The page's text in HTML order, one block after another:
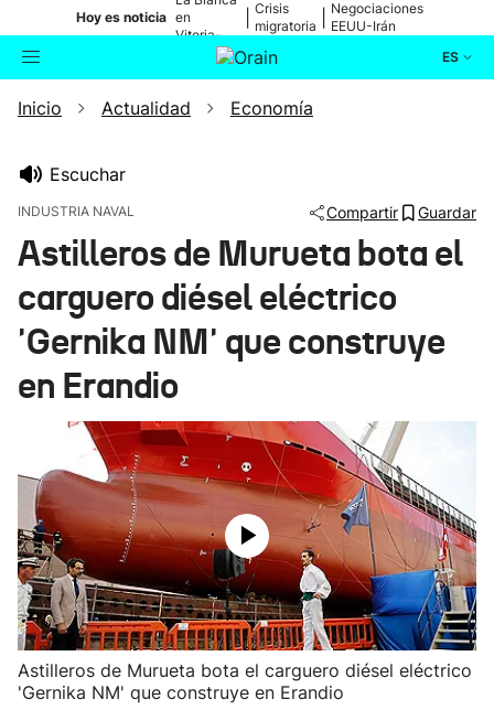
Hoy es noticia en
Vitoria-
Gasteiz
Crisis
migratoria
Negociaciones
EEUU-Irán
ES
Buscador Actualidad
Ikusmiran
Eguraldia
Inicio Actualidad Economía
Escuchar
INDUSTRIA NAVAL Compartir Guardar
Astilleros de Murueta bota el
carguero diésel eléctrico
'Gernika NM' que construye
en Erandio
Astilleros de Murueta bota el carguero diésel eléctrico
'Gernika NM' que construye en Erandio